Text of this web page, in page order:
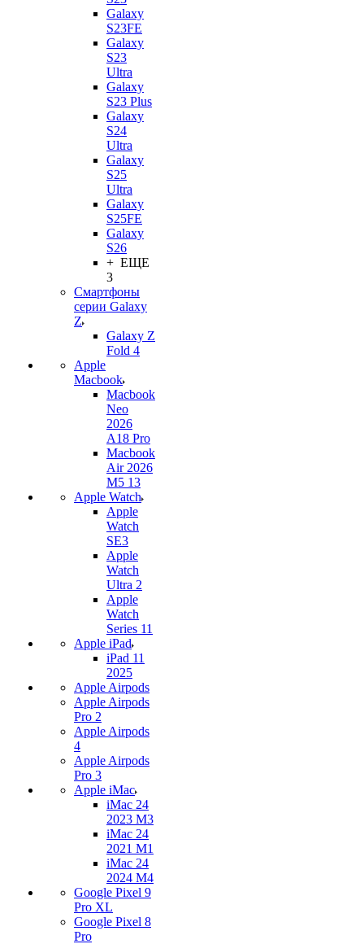
Galaxy
S23FE
Galaxy
S23
Ultra
Galaxy
S23 Plus
Galaxy
S24
Ultra
Galaxy
S25
Ultra
Galaxy
S25FE
Galaxy
S26
+ ЕЩЕ
3
Смартфоны
серии Galaxy
Z
Galaxy Z
Fold 4
Apple
Macbook
Macbook
Neo
2026
A18 Pro
Macbook
Air 2026
M5 13
Apple Watch
Apple
Watch
SE3
Apple
Watch
Ultra 2
Apple
Watch
Series 11
Apple iPad
iPad 11
2025
Apple Airpods
Apple Airpods
Pro 2
Apple Airpods
4
Apple Airpods
Pro 3
Apple iMac
iMac 24
2023 M3
iMac 24
2021 M1
iMac 24
2024 M4
Google Pixel 9
Pro XL
Google Pixel 8
Pro